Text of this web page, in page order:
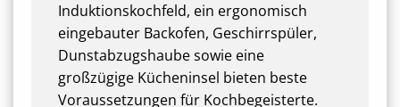
Induktionskochfeld, ein ergonomisch
eingebauter Backofen, Geschirrspüler,
Dunstabzugshaube sowie eine
großzügige Kücheninsel bieten beste
Voraussetzungen für Kochbegeisterte.